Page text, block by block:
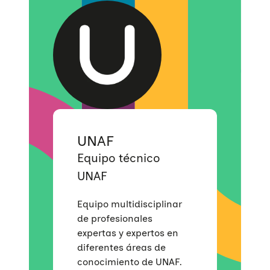
Sobre UNAF
Transparencia
Áreas de acción
Familias reconstituidas
Mediación
Qué hacemos
Atención directa
Sensibilización
Infórmate
COLABORA
UNAF
Equipo técnico
UNAF
Equipo multidisciplinar
de profesionales
expertas y expertos en
diferentes áreas de
conocimiento de UNAF.